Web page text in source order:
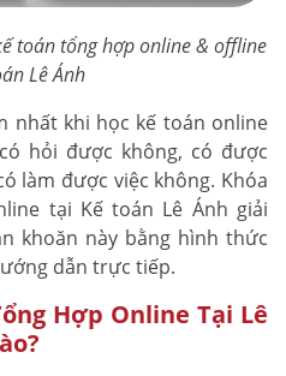
toán tổng hợp online & offline
Lê Ánh
nhất khi học kế toán online
hỏi được không, có được
làm được việc không. Khóa
tại Kế toán Lê Ánh giải
khoăn này bằng hình thức
dẫn trực tiếp.
Hợp Online Tại Lê